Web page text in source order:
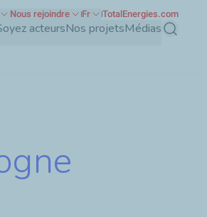
acteursNos projetsMédias
Nous rejoindre Fr TotalEnergies.com